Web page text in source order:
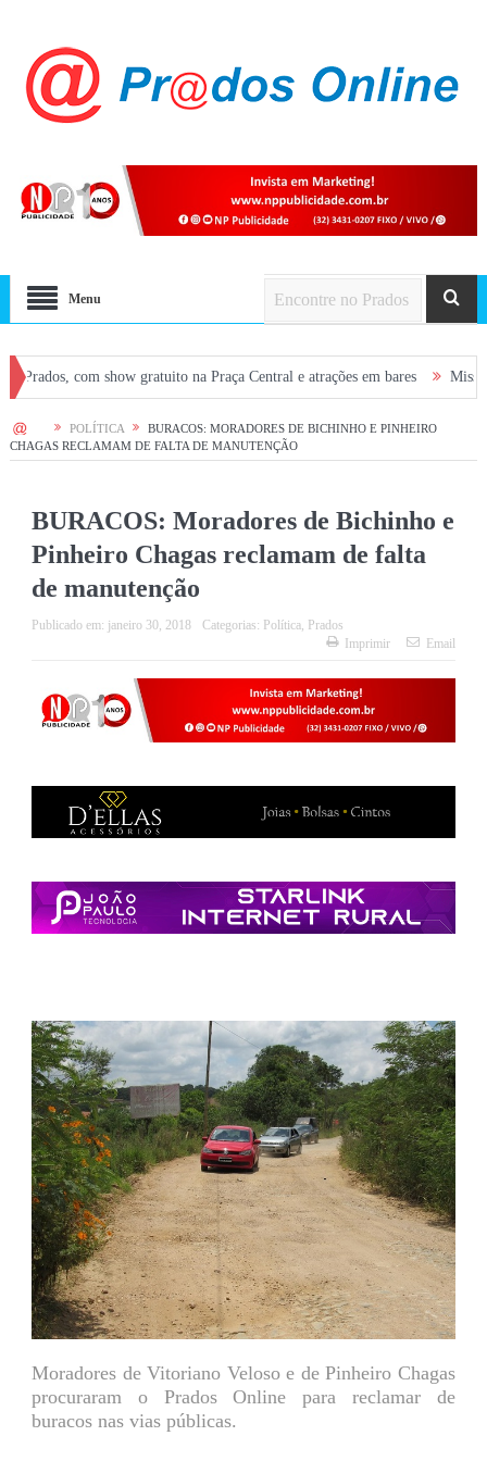
Menu
show gratuito na Praça Central e atrações em bares Missas desta
HOME POLÍTICA
BURACOS: MORADORES DE BICHINHO E PINHEIRO
CHAGAS RECLAMAM DE FALTA DE MANUTENÇÃO
BURACOS: Moradores de Bichinho e
Pinheiro Chagas reclamam de falta
de manutenção
Publicado em: janeiro 30, 2018 Categorias: Política, Prados
Imprimir
Email
Moradores de Vitoriano Veloso e de Pinheiro Chagas
procuraram o Prados Online para reclamar de
buracos nas vias públicas.